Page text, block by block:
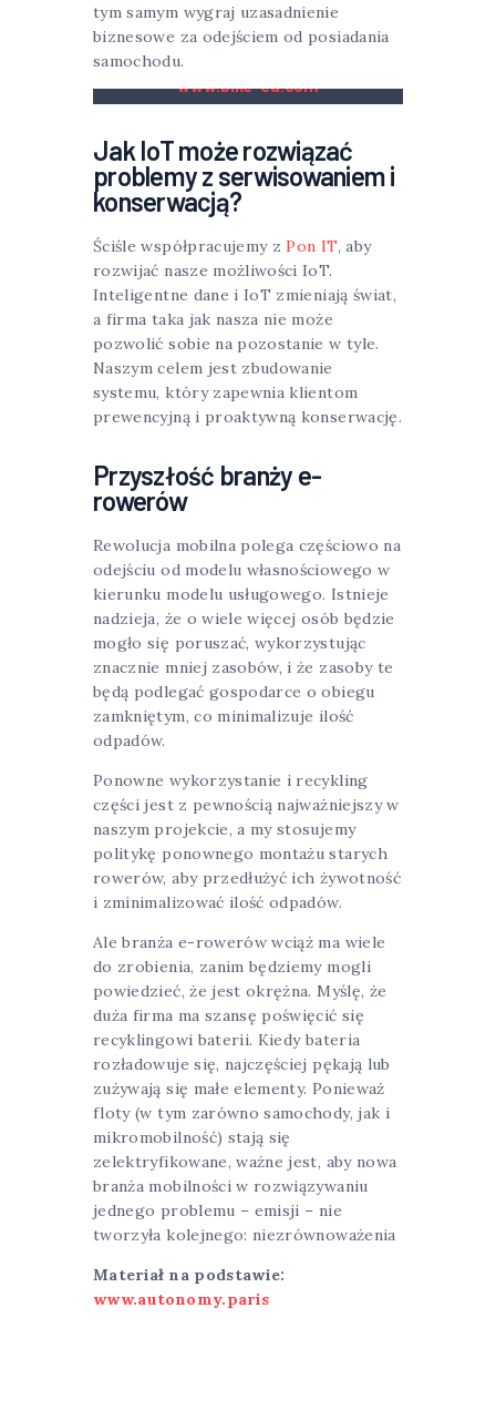
tym samym wygraj uzasadnienie
biznesowe za odejściem od posiadania
samochodu.
www.bike-eu.com
Jak IoT może rozwiązać
problemy z serwisowaniem i
konserwacją?
Ściśle współpracujemy zPon IT, aby
rozwijać nasze możliwości IoT.
Inteligentne dane i IoT zmieniają świat,
a firma taka jak nasza nie może
pozwolić sobie na pozostanie w tyle.
Naszym celem jest zbudowanie
systemu, który zapewnia klientom
prewencyjną i proaktywną konserwację.
Przyszłość branży e-
rowerów
Rewolucja mobilna polega częściowo na
odejściu od modelu własnościowego w
kierunku modelu usługowego. Istnieje
nadzieja, że ​​o wiele więcej osób będzie
mogło się poruszać, wykorzystując
znacznie mniej zasobów, i że zasoby te
będą podlegać gospodarce o obiegu
zamkniętym, co minimalizuje ilość
odpadów.
Ponowne wykorzystanie i recykling
części jest z pewnością najważniejszy w
naszym projekcie, a my stosujemy
politykę ponownego montażu starych
rowerów, aby przedłużyć ich żywotność
i zminimalizować ilość odpadów.
Ale branża e-rowerów wciąż ma wiele
do zrobienia, zanim będziemy mogli
powiedzieć, że jest okrężna. Myślę, że
duża firma ma szansę poświęcić się
recyklingowi baterii. Kiedy bateria
rozładowuje się, najczęściej pękają lub
zużywają się małe elementy. Ponieważ
floty (w tym zarówno samochody, jak i
mikromobilność) stają się
zelektryfikowane, ważne jest, aby nowa
branża mobilności w rozwiązywaniu
jednego problemu – emisji – nie
tworzyła kolejnego: niezrównoważenia
Materiał na podstawie:
www.autonomy.paris